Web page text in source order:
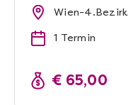
Wien-4.Bezirk
1 Termin
€ 65,00